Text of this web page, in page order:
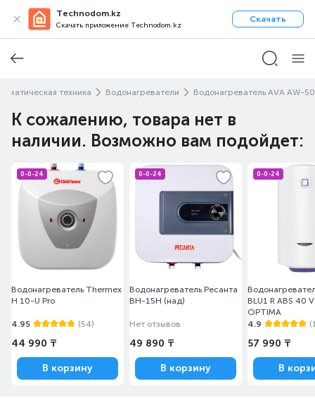
Technodom.kz
Скачать приложение Technodom.kz
Скачать
техника Водонагреватели Водонагреватель AVA AW-50
К сожалению, товара нет в
наличии. Возможно вам подойдет:
0-0-24
Водонагреватель Thermex
H 10-U Pro
4.95 (54)
44 990 ₸
В корзину
0-0-24
Водонагреватель Ресанта
ВН-15Н (над)
Нет отзывов
49 890 ₸
В корзину
0-0-24
BLU1 R ABS 40
OPTIMA
4.9
57 990 ₸
В